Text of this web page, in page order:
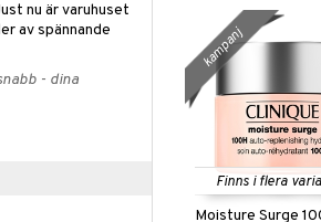
nu är varuhuset
av spännande
- dina
Finns i flera
Moisture Surge
kampanj